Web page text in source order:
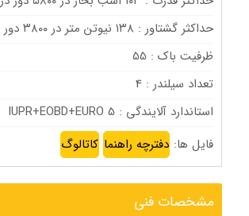
حداکثر گشتاور : ۱۳۸ نيوتن متر در ۳۸۰۰ دور در دقيقه
ظرفیت باک : 55
تعداد سیلندر : 4
استاندارد آلایندگی : IUPR+EOBD+EURO 5
فایل ها: دفترچه راهنما کاتالوگ
مشخصات فنی